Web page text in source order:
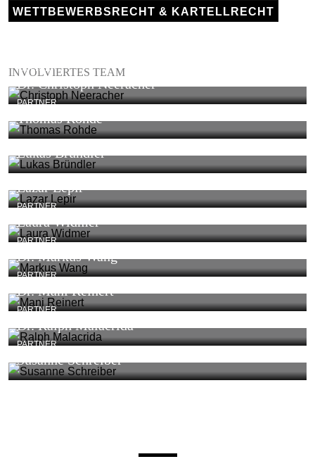
WETTBEWERBSRECHT & KARTELLRECHT
INVOLVIERTES TEAM
PARTNER
Dr. Christoph Neeracher
PARTNER
Thomas Rohde
Lukas Bründler
Lazar Lepir
PARTNER
Laura Widmer
PARTNER
Dr. Markus Wang
PARTNER
Dr. Mani Reinert
PARTNER
Dr. Ralph Malacrida
PARTNER
Susanne Schreiber